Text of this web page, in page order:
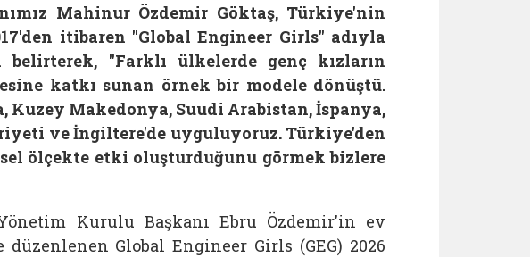
Mahinur Özdemir Göktaş, Türkiye'nin
itibaren "Global Engineer Girls" adıyla
belirterek, "Farklı ülkelerde genç kızların
katkı sunan örnek bir modele dönüştü.
Kuzey Makedonya, Suudi Arabistan, İspanya,
ve İngiltere'de uyguluyoruz. Türkiye'den
ölçekte etki oluşturduğunu görmek bizlere
Kurulu Başkanı Ebru Özdemir'in ev
Global Engineer Girls (GEG) 2026